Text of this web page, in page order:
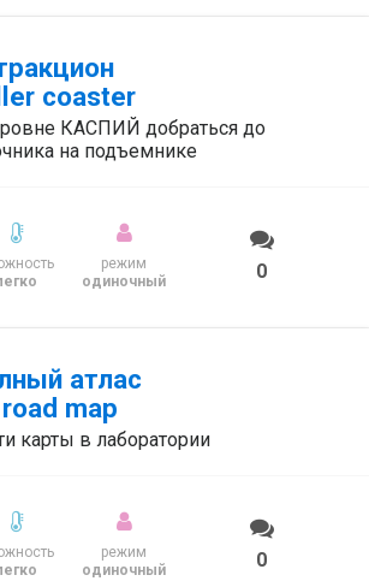
coaster
КАСПИЙ добраться до
на подъемнике
режим
одиночный
0
атлас
map
карты в лаборатории
режим
одиночный
0